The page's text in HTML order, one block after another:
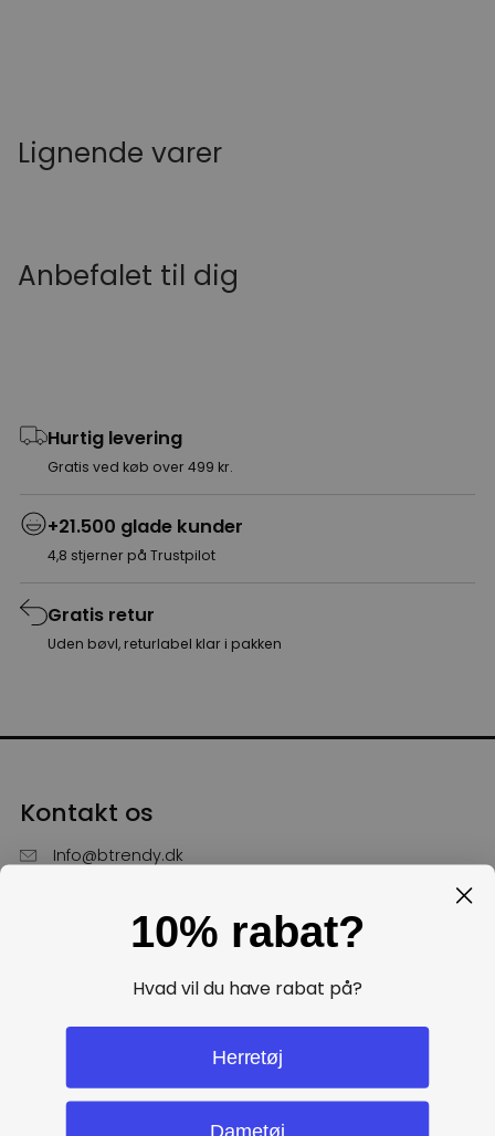
Lignende varer
Anbefalet til dig
Hurtig levering
Gratis ved køb over 499 kr.
+21.500 glade kunder
4,8 stjerner på Trustpilot
Gratis retur
Uden bøvl, returlabel klar i pakken
Kontakt os
Info@btrendy.dk
Hverdage fra kl. 10 - 16
10% rabat?
Hvad vil du have rabat på?
Herretøj